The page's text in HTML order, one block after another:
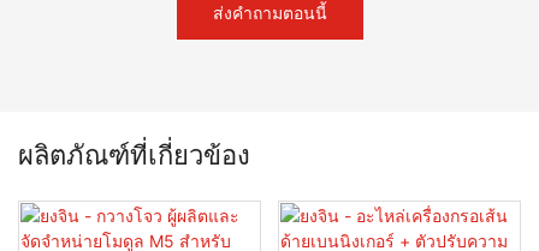
ส่งคำถามตอนนี้
ผลิตภัณฑ์ที่เกี่ยวข้อง